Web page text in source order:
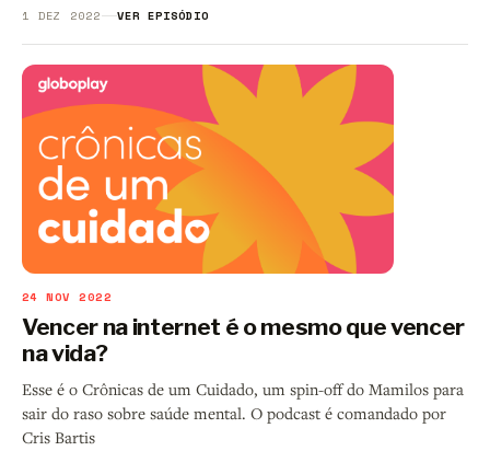
1 DEZ 2022 VER EPISÓDIO
24 NOV 2022
Vencer na internet é o mesmo que vencer
na vida?
Esse é o Crônicas de um Cuidado, um spin-off do Mamilos para
sair do raso sobre saúde mental. O podcast é comandado por
Cris Bartis